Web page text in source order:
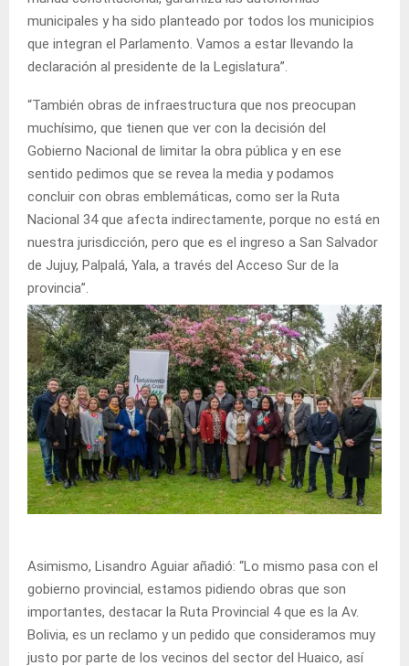
municipales y ha sido planteado por todos los municipios
que integran el Parlamento. Vamos a estar llevando la
declaración al presidente de la Legislatura”.
“También obras de infraestructura que nos preocupan
muchísimo, que tienen que ver con la decisión del
Gobierno Nacional de limitar la obra pública y en ese
sentido pedimos que se revea la media y podamos
concluir con obras emblemáticas, como ser la Ruta
Nacional 34 que afecta indirectamente, porque no está en
nuestra jurisdicción, pero que es el ingreso a San Salvador
de Jujuy, Palpalá, Yala, a través del Acceso Sur de la
provincia”.
Asimismo, Lisandro Aguiar añadió: “Lo mismo pasa con el
gobierno provincial, estamos pidiendo obras que son
importantes, destacar la Ruta Provincial 4 que es la Av.
Bolivia, es un reclamo y un pedido que consideramos muy
justo por parte de los vecinos del sector del Huaico, así